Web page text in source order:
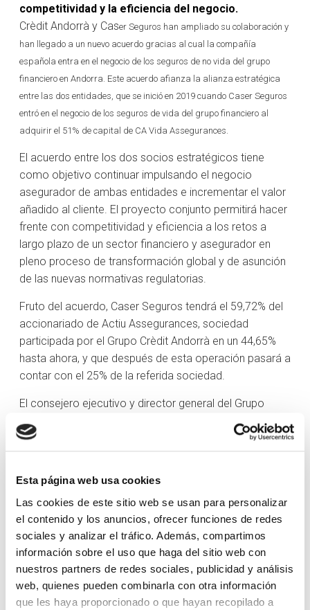
Esta página web usa cookies
Las cookies de este sitio web se usan para personalizar
el contenido y los anuncios, ofrecer funciones de redes
sociales y analizar el tráfico. Además, compartimos
información sobre el uso que haga del sitio web con
nuestros partners de redes sociales, publicidad y análisis
web, quienes pueden combinarla con otra información
que les haya proporcionado o que hayan recopilado a
competitividad y la eficiencia del negocio.
Crèdit Andorrà y Caser Seguros han ampliado su colaboración y
han llegado a un nuevo acuerdo gracias al cual la compañía
española entra en el negocio de los seguros de no vida del grupo
financiero en Andorra. Este acuerdo afianza la alianza estratégica
entre las dos entidades, que se inició en 2019 cuando Caser Seguros
entró en el negocio de los seguros de vida del grupo financiero al
adquirir el 51% de capital de CA Vida Assegurances.
El acuerdo entre los dos socios estratégicos tiene
como objetivo continuar impulsando el negocio
asegurador de ambas entidades e incrementar el valor
añadido al cliente. El proyecto conjunto permitirá hacer
frente con competitividad y eficiencia a los retos a
largo plazo de un sector financiero y asegurador en
pleno proceso de transformación global y de asunción
de las nuevas normativas regulatorias.
Fruto del acuerdo, Caser Seguros tendrá el 59,72% del
accionariado de Actiu Assegurances, sociedad
participada por el Grupo Crèdit Andorrà en un 44,65%
hasta ahora, y que después de esta operación pasará a
contar con el 25% de la referida sociedad.
El consejero ejecutivo y director general del Grupo
Crèdit Andorrà, Xavier Cornella, ha destacado que «este
nuevo acuerdo afianza la voluntad de colaboración
entre dos entidades referentes en sus respectivos
sectores», y ha puesto en valor el hecho de «disponer
de un mismo socio estratégico para crecer en el
negocio de los seguros de vida y de no vida, un sector
clave y complementario al bancario».
Por su parte, el director general de Caser Seguros,
Ignacio Eyriès, ha explicado que la potenciación del
acuerdo con Crèdit Andorrà «intensifica la capacidad
bancoaseguradora de Caser, desarrollando el negocio